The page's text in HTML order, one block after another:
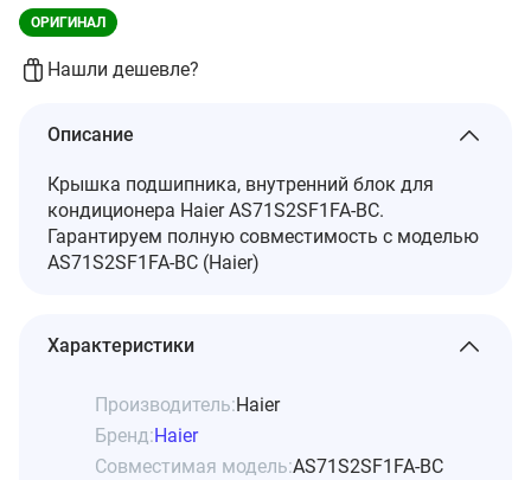
ОРИГИНАЛ
Нашли дешевле?
Описание
Крышка подшипника, внутренний блок для
кондиционера Haier AS71S2SF1FA-BC.
Гарантируем полную совместимость с моделью
AS71S2SF1FA-BC (Haier)
Характеристики
Производитель:Haier
Бренд:Haier
Совместимая модель:AS71S2SF1FA-BC